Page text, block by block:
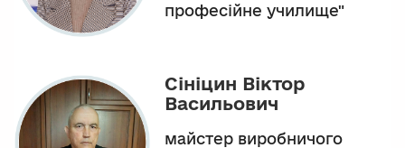
професійне училище"
Сініцин Віктор
Васильович
майстер виробничого